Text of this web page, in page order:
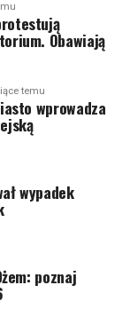
Obawiają
temu
wprowadza
wypadek
poznaj